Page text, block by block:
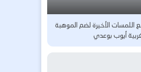
الأخيرة لضم الموهبة
أيوب بوعدي